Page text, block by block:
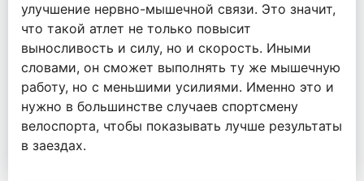
улучшение нервно-мышечной связи. Это значит,
что такой атлет не только повысит
выносливость и силу, но и скорость. Иными
словами, он сможет выполнять ту же мышечную
работу, но с меньшими усилиями. Именно это и
нужно в большинстве случаев спортсмену
велоспорта, чтобы показывать лучше результаты
в заездах.